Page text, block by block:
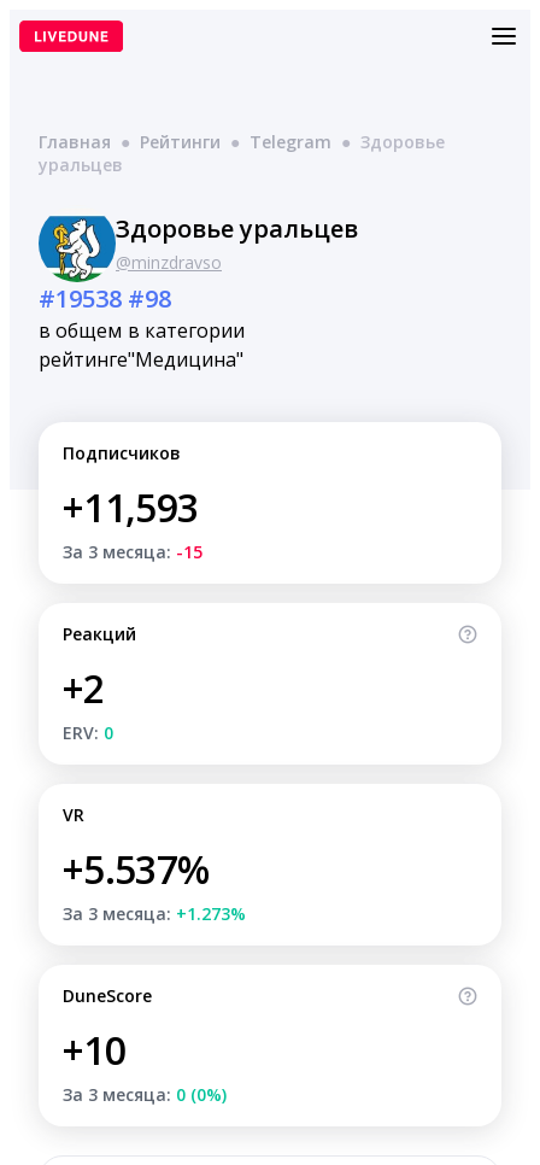
Перейти
Главная ● Рейтинги ● Telegram ● Здоровье
уральцев
Здоровье уральцев
@minzdravso
#19538
в общем
рейтинге
#98
в категории
"Медицина"
Подписчиков
+11,593
За 3 месяца: -15
Реакций
+2
ERV: 0
VR
+5.537%
За 3 месяца: +1.273%
DuneScore
+10
За 3 месяца: 0 (0%)